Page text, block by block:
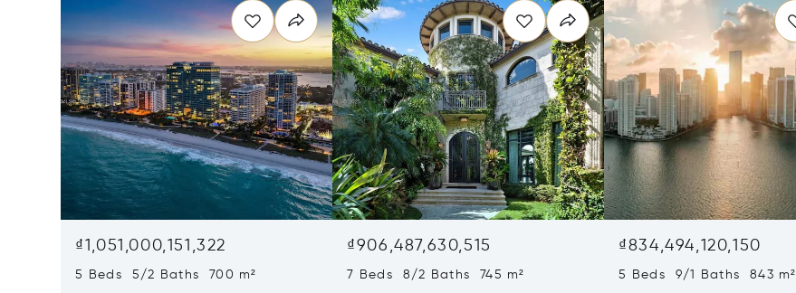
₫1,051,000,151,322
5 Beds 5/2 Baths 700 m²
₫906,487,630,515
7 Beds 8/2 Baths 745 m²
₫834,494,120,150
5 Beds 9/1 Baths 843 m²